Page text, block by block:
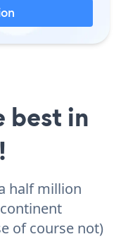
best in
half million
of course not)